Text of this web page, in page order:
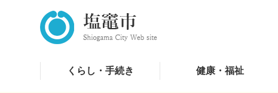
くらし・手続き 健康・福祉